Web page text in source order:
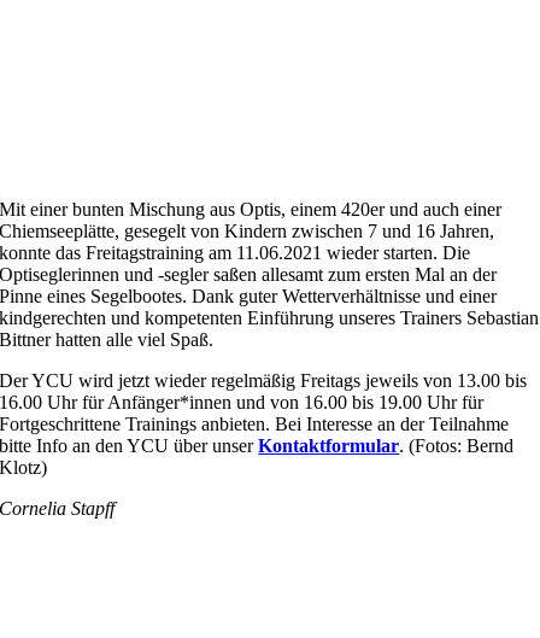
Mit einer bunten Mischung aus Optis, einem 420er und auch einer
Chiemseeplätte, gesegelt von Kindern zwischen 7 und 16 Jahren,
konnte das Freitagstraining am 11.06.2021 wieder starten. Die
Optiseglerinnen und -segler saßen allesamt zum ersten Mal an der
Pinne eines Segelbootes. Dank guter Wetterverhältnisse und einer
kindgerechten und kompetenten Einführung unseres Trainers Sebastian
Bittner hatten alle viel Spaß.
Der YCU wird jetzt wieder regelmäßig Freitags jeweils von 13.00 bis
16.00 Uhr für Anfänger*innen und von 16.00 bis 19.00 Uhr für
Fortgeschrittene Trainings anbieten. Bei Interesse an der Teilnahme
bitte Info an den YCU über unserKontaktformular. (Fotos: Bernd
Klotz)
Cornelia Stapff